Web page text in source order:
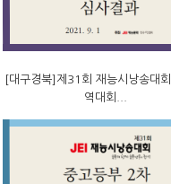
[대구경북]제31회 재능시낭송대
역대회...